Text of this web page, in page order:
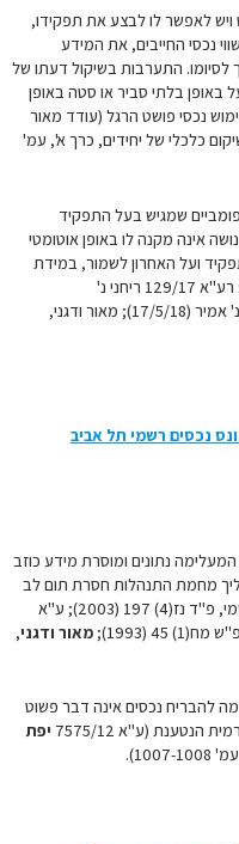
לאפשר לו לבצע את תפקידו,
נכסי החייבים, את המידע
התערבות בשיקול דעתו של
באופן בלתי סביר או סטה באופן
נכסי פושט הרגל (עודד מאור
כלכלי של יחידים, כרך א', עמ'
שמגיש בעל התפקיד
אינה מקנה לו באופן אוטומטי
ועל האחרון לשמור, במידת
האפשר, על פרטיות החייב גם מפני נושיו (השוו: רע"א 129/17 ‏ריחני נ'
סטריקובסקי (7/4/17); רע"א 1784/18 ‏אמיר נ' אמיר (17/5/18); מאור ודגני,
(ת"א) 36940-03-12‏ ‏ יעקב כהן נ' 1 כונס נכסים רשמי תל אביב‏
נתונים ומוסרת מידע כוזב
מחמת התנהלות חסרת תום לב
(ע"א 6416/01 בנבנישתי נ' כונס הנכסים הרשמי, פ"ד נז(4) 197 (2003); ע"א
מח(1) 45 (1993); מאור ודגני,
להבריח נכסים אינה דבר פשוט
(ע"א 7575/12
יפת
1008).